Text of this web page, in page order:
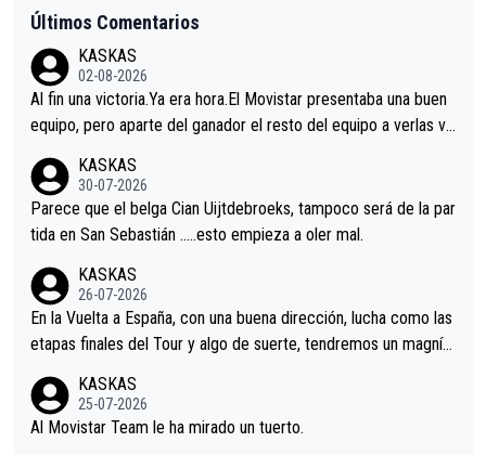
Últimos Comentarios
KASKAS
02-08-2026
Al fin una victoria.Ya era hora.El Movistar presentaba una buen
equipo, pero aparte del ganador el resto del equipo a verlas ve
s.La única buena noticia es la mejoría de Enric Más en San Seb
astian.Si en la Vuelta a Burgos sigue la mejoría, podríamos ten
er alguna sorpresa en la Vuelta.Ojalá.
KASKAS
30-07-2026
Parece que el belga Cian Uijtdebroeks, tampoco será de la par
tida en San Sebastián …..esto empieza a oler mal.
KASKAS
26-07-2026
En la Vuelta a España, con una buena dirección, lucha como las
etapas finales del Tour y algo de suerte, tendremos un magnífi
KASKAS
25-07-2026
Al Movistar Team le ha mirado un tuerto.